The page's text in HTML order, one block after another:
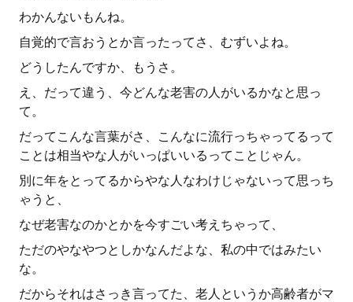
わかんないもんね。
自覚的で言おうとか言ったってさ、むずいよね。
どうしたんですか、もうさ。
え、だって違う、今どんな老害の人がいるかなと思っ
て。
だってこんな言葉がさ、こんなに流行っちゃってるって
ことは相当やな人がいっぱいいるってことじゃん。
別に年をとってるからやな人なわけじゃないって思っち
ゃうと、
なぜ老害なのかとかを今すごい考えちゃって、
ただのやなやつとしかなんだよな、私の中ではみたい
な。
だからそれはさっき言ってた、老人というか高齢者がマ